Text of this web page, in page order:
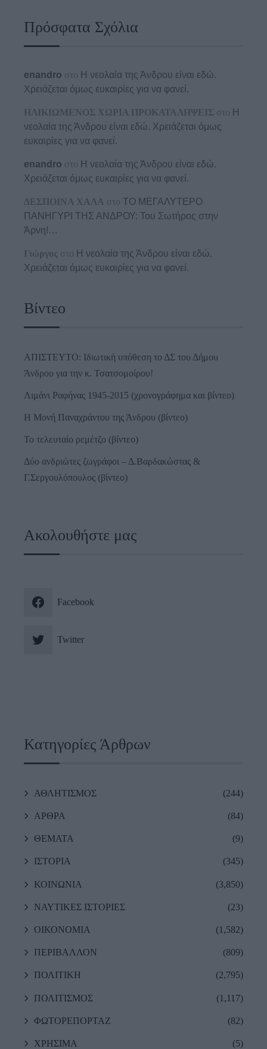
Πρόσφατα Σχόλια
enandro στο Η νεολαία της Άνδρου είναι εδώ.
Χρειάζεται όμως ευκαιρίες για να φανεί.
ΗΛΙΚΙΩΜΕΝΟΣ ΧΩΡΙΑ ΠΡΟΚΑΤΑΛΗΨΕΙΣ στο Η
νεολαία της Άνδρου είναι εδώ. Χρειάζεται όμως
ευκαιρίες για να φανεί.
enandro στο Η νεολαία της Άνδρου είναι εδώ.
Χρειάζεται όμως ευκαιρίες για να φανεί.
ΔΕΣΠΟΙΝΑ ΧΑΛΑ στο ΤΟ ΜΕΓΑΛΥΤΕΡΟ
ΠΑΝΗΓΥΡΙ ΤΗΣ ΑΝΔΡΟΥ: Του Σωτήρος στην
Άρνη!…
Γιώργος στο Η νεολαία της Άνδρου είναι εδώ.
Χρειάζεται όμως ευκαιρίες για να φανεί.
Βίντεο
ΑΠΙΣΤΕΥΤΟ: Ιδιωτική υπόθεση το ΔΣ του Δήμου
Άνδρου για την κ. Τσατσομοίρου!
Λιμάνι Ραφήνας 1945-2015 (χρονογράφημα και βίντεο)
Η Μονή Παναχράντου της Άνδρου (βίντεο)
Το τελευταίο ρεμέτζο (βίντεο)
Δύο ανδριώτες ζωγράφοι – Δ.Βαρδακώστας &
Γ.Σεργουλόπουλος (βίντεο)
Ακολουθήστε μας
Facebook
Twitter
Κατηγορίες Άρθρων
ΑΘΛΗΤΙΣΜΟΣ (244)
ΑΡΘΡΑ (84)
ΘΕΜΑΤΑ (9)
ΙΣΤΟΡΙΑ (345)
ΚΟΙΝΩΝΙΑ (3,850)
ΝΑΥΤΙΚΕΣ ΙΣΤΟΡΙΕΣ (23)
ΟΙΚΟΝΟΜΙΑ (1,582)
ΠΕΡΙΒΑΛΛΟΝ (809)
ΠΟΛΙΤΙΚΗ (2,795)
ΠΟΛΙΤΙΣΜΟΣ (1,117)
ΦΩΤΟΡΕΠΟΡΤΑΖ (82)
ΧΡΗΣΙΜΑ (5)